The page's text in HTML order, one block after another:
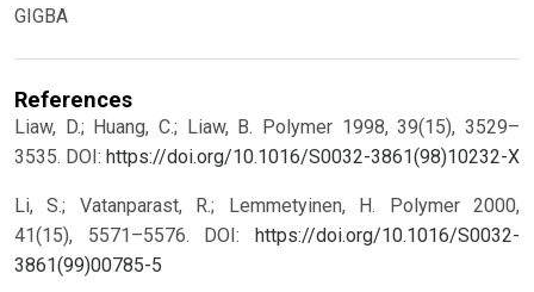
GIGBA
References
Liaw, D.; Huang, C.; Liaw, B. Polymer 1998, 39(15), 3529–
3535. DOI: https://doi.org/10.1016/S0032-3861(98)10232-X
Li, S.; Vatanparast, R.; Lemmetyinen, H. Polymer 2000,
41(15), 5571–5576. DOI:https://doi.org/10.1016/S0032-
3861(99)00785-5